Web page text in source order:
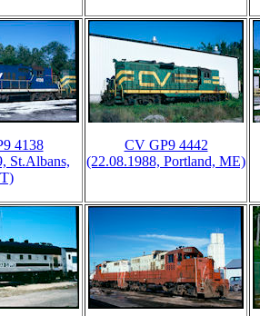
4138
St.Albans,
CV GP9 4442
(22.08.1988, Portland, ME)